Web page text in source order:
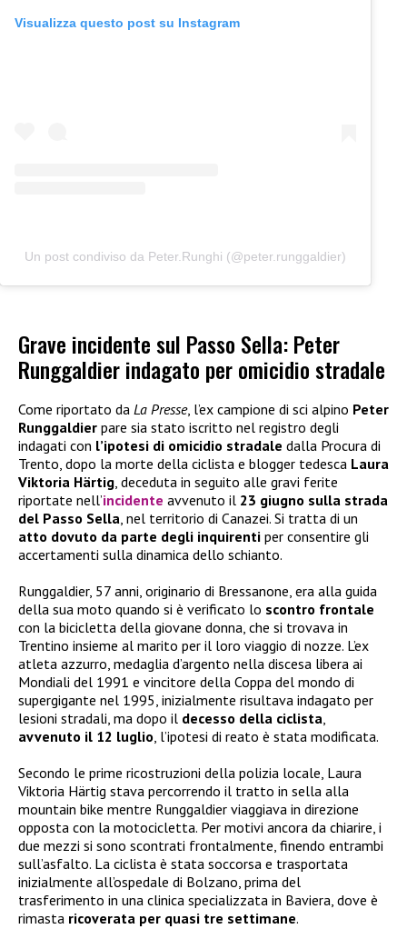
Visualizza questo post su Instagram
Un post condiviso da Peter.Runghi (@peter.runggaldier)
Grave incidente sul Passo Sella: Peter
Runggaldier indagato per omicidio stradale
Come riportato da La Presse, l’ex campione di sci alpino Peter
Runggaldier pare sia stato iscritto nel registro degli
indagati con l’ipotesi di omicidio stradale dalla Procura di
Trento, dopo la morte della ciclista e blogger tedesca Laura
Viktoria Härtig, deceduta in seguito alle gravi ferite
riportate nell’incidente avvenuto il 23 giugno sulla strada
del Passo Sella, nel territorio di Canazei. Si tratta di un
atto dovuto da parte degli inquirenti per consentire gli
accertamenti sulla dinamica dello schianto.
Runggaldier, 57 anni, originario di Bressanone, era alla guida
della sua moto quando si è verificato lo scontro frontale
con la bicicletta della giovane donna, che si trovava in
Trentino insieme al marito per il loro viaggio di nozze. L’ex
atleta azzurro, medaglia d’argento nella discesa libera ai
Mondiali del 1991 e vincitore della Coppa del mondo di
supergigante nel 1995, inizialmente risultava indagato per
lesioni stradali, ma dopo il decesso della ciclista,
avvenuto il 12 luglio, l’ipotesi di reato è stata modificata.
Secondo le prime ricostruzioni della polizia locale, Laura
Viktoria Härtig stava percorrendo il tratto in sella alla
mountain bike mentre Runggaldier viaggiava in direzione
opposta con la motocicletta. Per motivi ancora da chiarire, i
due mezzi si sono scontrati frontalmente, finendo entrambi
sull’asfalto. La ciclista è stata soccorsa e trasportata
inizialmente all’ospedale di Bolzano, prima del
trasferimento in una clinica specializzata in Baviera, dove è
rimasta ricoverata per quasi tre settimane.